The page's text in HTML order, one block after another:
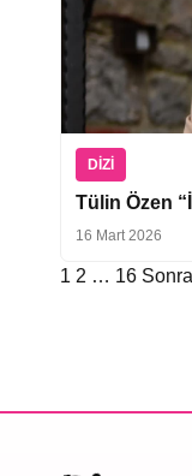
DIZI
Tülin Özen
16 Mart 2026
Yazı
1 2 … 16